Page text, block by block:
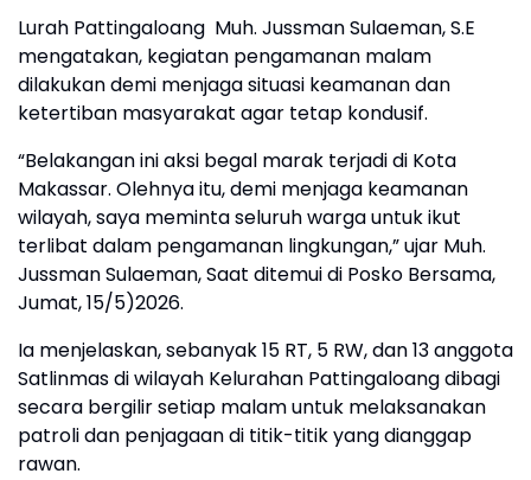
Lurah Pattingaloang Muh. Jussman Sulaeman, S.E
mengatakan, kegiatan pengamanan malam
dilakukan demi menjaga situasi keamanan dan
ketertiban masyarakat agar tetap kondusif.
“Belakangan ini aksi begal marak terjadi di Kota
Makassar. Olehnya itu, demi menjaga keamanan
wilayah, saya meminta seluruh warga untuk ikut
terlibat dalam pengamanan lingkungan,” ujar Muh.
Jussman Sulaeman, Saat ditemui di Posko Bersama,
Jumat, 15/5)2026.
Ia menjelaskan, sebanyak 15 RT, 5 RW, dan 13 anggota
Satlinmas di wilayah Kelurahan Pattingaloang dibagi
secara bergilir setiap malam untuk melaksanakan
patroli dan penjagaan di titik-titik yang dianggap
rawan.